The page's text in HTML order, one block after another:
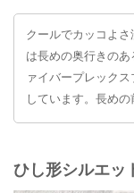
クールでカッコよ
は長めの奥行きの
ァイバープレック
しています。長め
ひし形シルエッ